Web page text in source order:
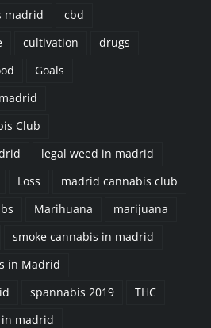
madrid
cbd
cultivation
drugs
Goals
Club
legal weed in madrid
Loss
madrid cannabis club
Marihuana
marijuana
smoke cannabis in madrid
in Madrid
spannabis 2019
THC
madrid